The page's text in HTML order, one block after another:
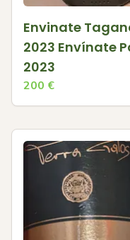
Envinate
2023 Envínate
2023
200 €